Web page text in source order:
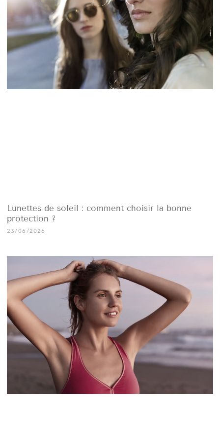
Lunettes de soleil : comment choisir la bonne
protection ?
23/06/2026